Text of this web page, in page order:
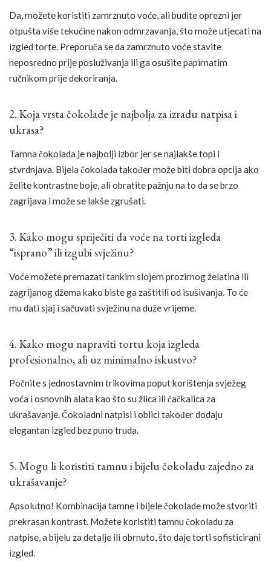
Da, možete koristiti zamrznuto voće, ali budite oprezni jer
otpušta više tekućine nakon odmrzavanja, što može utjecati na
izgled torte. Preporuča se da zamrznuto voće stavite
neposredno prije posluživanja ili ga osušite papirnatim
ručnikom prije dekoriranja.
2. Koja vrsta čokolade je najbolja za izradu natpisa i
ukrasa?
Tamna čokolada je najbolji izbor jer se najlakše topi i
stvrdnjava. Bijela čokolada također može biti dobra opcija ako
želite kontrastne boje, ali obratite pažnju na to da se brzo
zagrijava i može se lakše zgrušati.
3. Kako mogu spriječiti da voće na torti izgleda
“isprano” ili izgubi svježinu?
Voće možete premazati tankim slojem prozirnog želatina ili
zagrijanog džema kako biste ga zaštitili od isušivanja. To će
mu dati sjaj i sačuvati svježinu na duže vrijeme.
4. Kako mogu napraviti tortu koja izgleda
profesionalno, ali uz minimalno iskustvo?
Počnite s jednostavnim trikovima poput korištenja svježeg
voća i osnovnih alata kao što su žlica ili čačkalica za
ukrašavanje. Čokoladni natpisi i oblici također dodaju
elegantan izgled bez puno truda.
5. Mogu li koristiti tamnu i bijelu čokoladu zajedno za
ukrašavanje?
Apsolutno! Kombinacija tamne i bijele čokolade može stvoriti
prekrasan kontrast. Možete koristiti tamnu čokoladu za
natpise, a bijelu za detalje ili obrnuto, što daje torti sofisticirani
izgled.